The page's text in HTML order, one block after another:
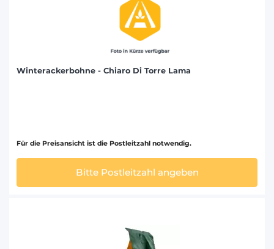
Winterackerbohne - Chiaro Di Torre Lama
Für die Preisansicht ist die Postleitzahl notwendig.
Bitte Postleitzahl angeben